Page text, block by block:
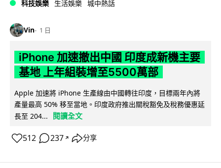
科技娛樂 生活娛樂 城中熱話
Vin 1 日
iPhone 加速撤出中國 印度成新機主要
基地 上年組裝增至5500萬部
Apple 加速將 iPhone 生產線由中國轉往印度，目標兩年內將
產量最高 50% 移至當地。印度政府推出關稅豁免及稅務優惠延
長至 204...
閱讀全文
512 237 ↗ 分享